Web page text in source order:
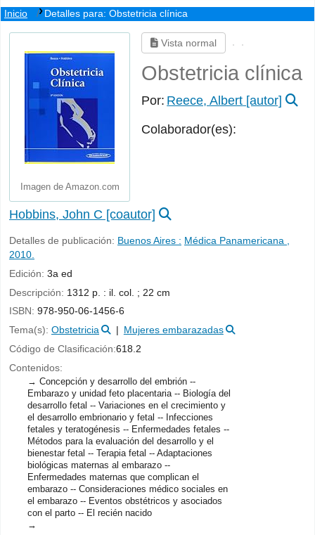
Inicio Detalles para: Obstetricia clínica
Imagen de Amazon.com
Vista normal
Obstetricia clínica
Por: Reece, Albert [autor]
Colaborador(es):
Hobbins, John C [coautor]
Detalles de publicación: Buenos Aires : Médica Panamericana ,
2010.
Edición: 3a ed
Descripción: 1312 p. : il. col. ; 22 cm
ISBN: 978-950-06-1456-6
Tema(s): Obstetricia
Mujeres embarazadas
Código de Clasificación:618.2
Contenidos:
Concepción y desarrollo del embrión --
Embarazo y unidad feto placentaria -- Biología del
desarrollo fetal -- Variaciones en el crecimiento y
el desarrollo embrionario y fetal -- Infecciones
fetales y teratogénesis -- Enfermedades fetales --
Métodos para la evaluación del desarrollo y el
bienestar fetal -- Terapia fetal -- Adaptaciones
biológicas maternas al embarazo --
Enfermedades maternas que complican el
embarazo -- Consideraciones médico sociales en
el embarazo -- Eventos obstétricos y asociados
con el parto -- El recién nacido